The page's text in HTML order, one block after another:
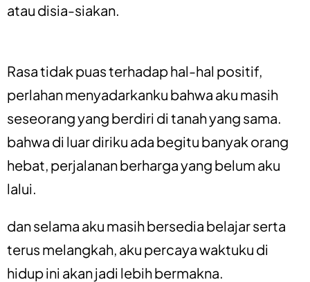
atau disia-siakan.
Rasa tidak puas terhadap hal-hal positif,
perlahan menyadarkanku bahwa aku masih
seseorang yang berdiri di tanah yang sama.
bahwa di luar diriku ada begitu banyak orang
hebat, perjalanan berharga yang belum aku
lalui.
dan selama aku masih bersedia belajar serta
terus melangkah, aku percaya waktuku di
hidup ini akan jadi lebih bermakna.